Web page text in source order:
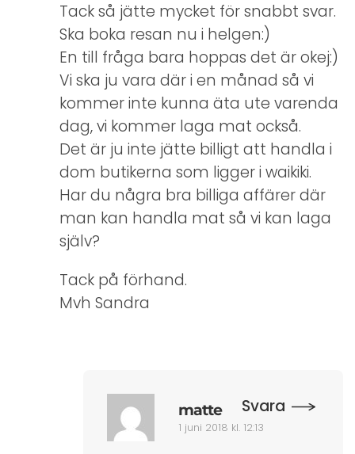
Tack så jätte mycket för snabbt svar.
Ska boka resan nu i helgen:)
En till fråga bara hoppas det är okej:)
Vi ska ju vara där i en månad så vi
kommer inte kunna äta ute varenda
dag, vi kommer laga mat också.
Det är ju inte jätte billigt att handla i
dom butikerna som ligger i waikiki.
Har du några bra billiga affärer där
man kan handla mat så vi kan laga
själv?
Tack på förhand.
Mvh Sandra
matte
1 juni 2018 kl. 12:13
Svara